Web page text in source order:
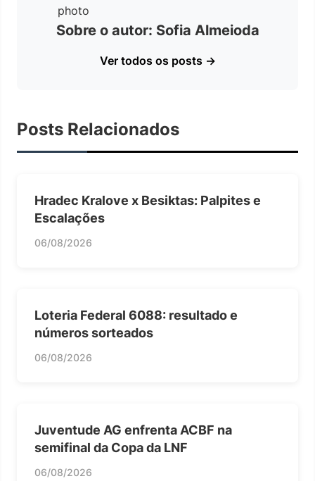
Sobre o autor: Sofia Almeioda
Ver todos os posts →
Posts Relacionados
Hradec Kralove x Besiktas: Palpites e
Escalações
06/08/2026
Loteria Federal 6088: resultado e
números sorteados
06/08/2026
Juventude AG enfrenta ACBF na
semifinal da Copa da LNF
06/08/2026